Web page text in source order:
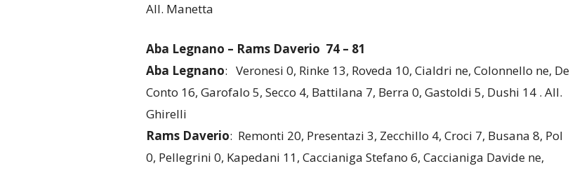
All. Manetta
Aba Legnano – Rams Daverio 74 – 81
Aba Legnano: Veronesi 0, Rinke 13, Roveda 10, Cialdri ne, Colonnello ne, De
Conto 16, Garofalo 5, Secco 4, Battilana 7, Berra 0, Gastoldi 5, Dushi 14 . All.
Ghirelli
Rams Daverio: Remonti 20, Presentazi 3, Zecchillo 4, Croci 7, Busana 8, Pol
0, Pellegrini 0, Kapedani 11, Caccianiga Stefano 6, Caccianiga Davide ne,